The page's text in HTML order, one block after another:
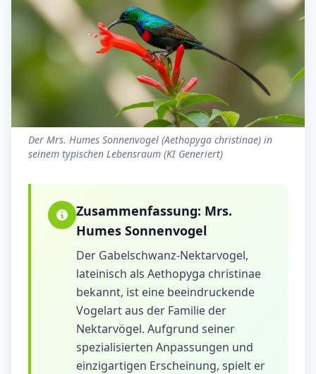
Der Mrs. Humes Sonnenvogel (Aethopyga christinae) in
seinem typischen Lebensraum (KI Generiert)
Zusammenfassung: Mrs.
Humes Sonnenvogel
Der Gabelschwanz-Nektarvogel,
lateinisch als Aethopyga christinae
bekannt, ist eine beeindruckende
Vogelart aus der Familie der
Nektarvögel. Aufgrund seiner
spezialisierten Anpassungen und
einzigartigen Erscheinung, spielt er